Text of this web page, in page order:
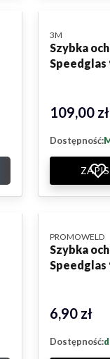
Szybka
Speedglas
PRODUCENT
3M
Cena
109,00 zł
Dostępność:
Szybka
Speedglas
PRODUCENT
PROMOWELD
Cena
6,90 zł
Dostępność: